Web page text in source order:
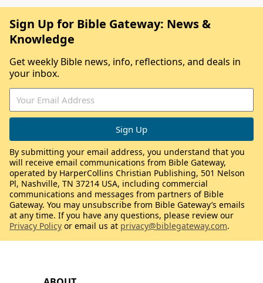
Sign Up for Bible Gateway: News &
Knowledge
Get weekly Bible news, info, reflections, and deals in
your inbox.
By submitting your email address, you understand that you
will receive email communications from Bible Gateway,
operated by HarperCollins Christian Publishing, 501 Nelson
Pl, Nashville, TN 37214 USA, including commercial
communications and messages from partners of Bible
Gateway. You may unsubscribe from Bible Gateway’s emails
at any time. If you have any questions, please review our
Privacy Policy or email us at privacy@biblegateway.com.